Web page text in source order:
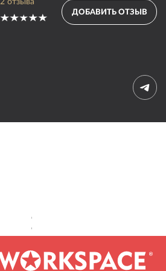
ДОБАВИТЬ ОТЗЫВ
СПОНСОР
Соблюдение
сроков